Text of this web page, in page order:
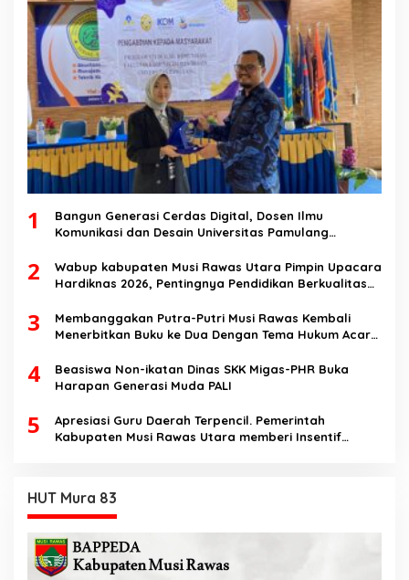
1
Bangun Generasi Cerdas Digital, Dosen Ilmu
Komunikasi dan Desain Universitas Pamulang
Speech di SMK Ikhlas Jawilan
2
Wabup kabupaten Musi Rawas Utara Pimpin Upacara
Hardiknas 2026, Pentingnya Pendidikan Berkualitas
3
Membanggakan Putra-Putri Musi Rawas Kembali
Menerbitkan Buku ke Dua Dengan Tema Hukum Acara
4
Beasiswa Non-ikatan Dinas SKK Migas-PHR Buka
Harapan Generasi Muda PALI
5
Apresiasi Guru Daerah Terpencil. Pemerintah
Kabupaten Musi Rawas Utara memberi Insentif
HUT Mura 83